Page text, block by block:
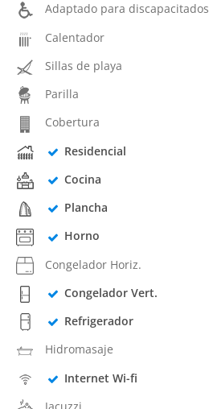
Adaptado para discapacitados
Calentador
Sillas de playa
Parilla
Cobertura
Residencial
Cocina
Plancha
Horno
Congelador Horiz.
Congelador Vert.
Refrigerador
Hidromasaje
Internet Wi-fi